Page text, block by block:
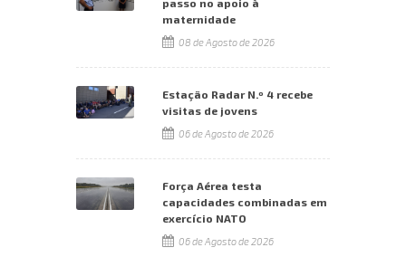
maternidade
08 de Agosto de 2026
Estação Radar N.º 4 recebe
visitas de jovens
06 de Agosto de 2026
Força Aérea testa
capacidades combinadas em
exercício NATO
06 de Agosto de 2026